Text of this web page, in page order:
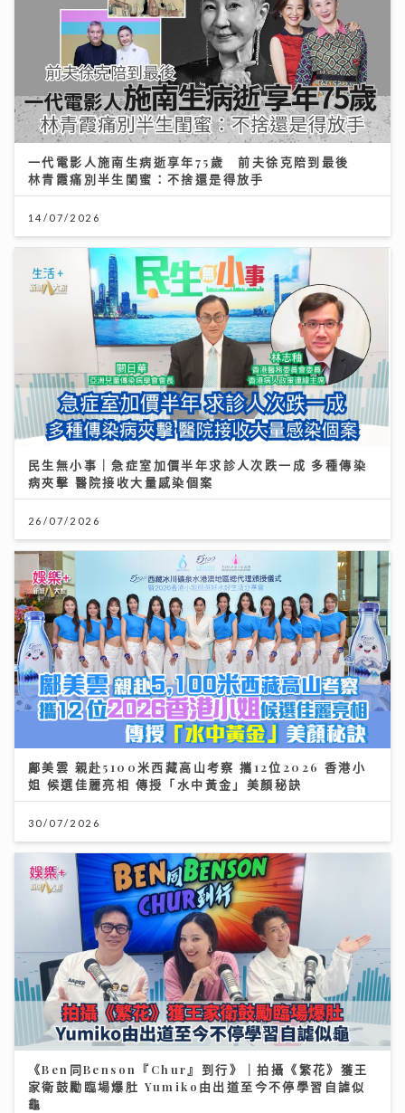
一代電影人施南生病逝享年75歲 前夫徐克陪到最後
林青霞痛別半生閨蜜：不捨還是得放手
14/07/2026
民生無小事｜急症室加價半年求診人次跌一成 多種傳染
病夾擊 醫院接收大量感染個案
26/07/2026
鄺美雲 親赴5100米西藏高山考察 攜12位2026 香港小
姐 候選佳麗亮相 傳授「水中黃金」美顏秘訣
30/07/2026
《Ben同Benson『Chur』到行》｜拍攝《繁花》獲王
家衛鼓勵臨場爆肚 Yumiko由出道至今不停學習自謔似
龜